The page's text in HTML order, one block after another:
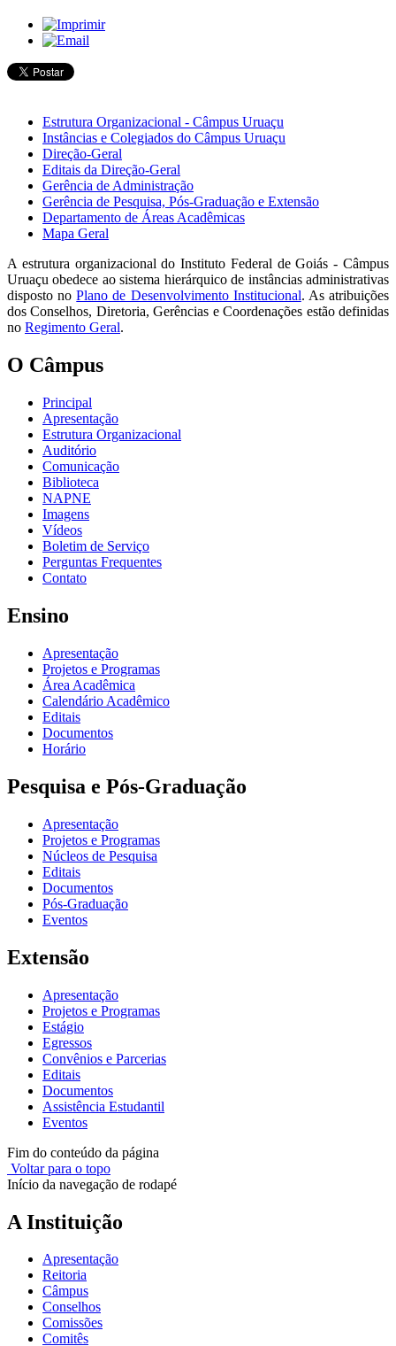
Estrutura Organizacional - Câmpus Uruaçu
Instâncias e Colegiados do Câmpus Uruaçu
Direção-Geral
Editais da Direção-Geral
Gerência de Administração
Gerência de Pesquisa, Pós-Graduação e Extensão
Departamento de Áreas Acadêmicas
Mapa Geral
A estrutura organizacional do Instituto Federal de Goiás - Câmpus
Uruaçu obedece ao sistema hierárquico de instâncias administrativas
disposto noPlano de Desenvolvimento Institucional. As atribuições
dos Conselhos, Diretoria, Gerências e Coordenações estão definidas
no Regimento Geral.
O Câmpus
Principal
Apresentação
Estrutura Organizacional
Auditório
Comunicação
Biblioteca
NAPNE
Imagens
Vídeos
Boletim de Serviço
Perguntas Frequentes
Contato
Ensino
Apresentação
Projetos e Programas
Área Acadêmica
Calendário Acadêmico
Editais
Documentos
Horário
Pesquisa e Pós-Graduação
Apresentação
Projetos e Programas
Núcleos de Pesquisa
Editais
Documentos
Pós-Graduação
Eventos
Extensão
Apresentação
Projetos e Programas
Estágio
Egressos
Convênios e Parcerias
Editais
Documentos
Assistência Estudantil
Eventos
Fim do conteúdo da página
Voltar para o topo
Início da navegação de rodapé
A Instituição
Apresentação
Reitoria
Câmpus
Conselhos
Comissões
Comitês